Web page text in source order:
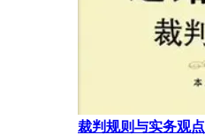
裁判规则与实务观点